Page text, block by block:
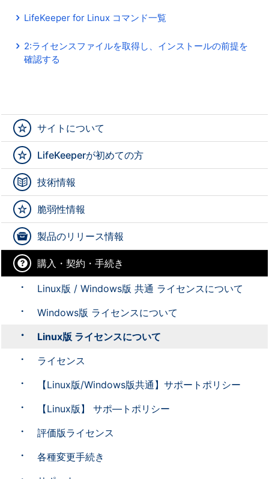
サイトについて
LifeKeeperが初めての方
技術情報
脆弱性情報
製品のリリース情報
購入・契約・手続き
Linux版 / Windows版 共通 ライセンスについて
Windows版 ライセンスについて
Linux版 ライセンスについて
ライセンス
【Linux版/Windows版共通】サポートポリシー
【Linux版】 サポ―トポリシー
評価版ライセンス
各種変更手続き
LifeKeeper for Linux コマンド一覧
2:ライセンスファイルを取得し、インストールの前提を
確認する